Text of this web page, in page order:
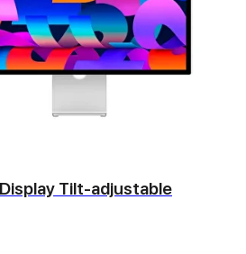
Tilt-adjustable